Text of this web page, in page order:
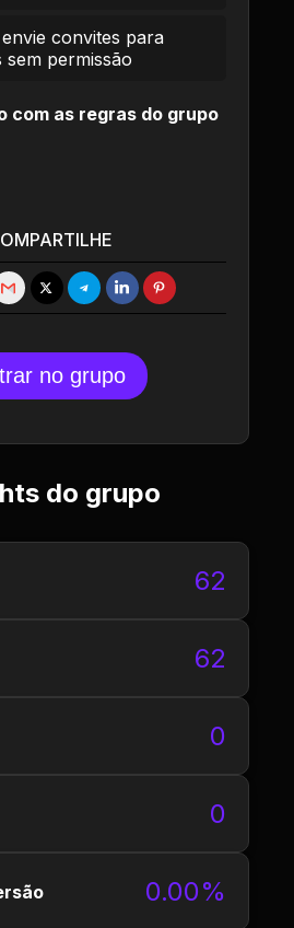
convites para
permissão
com as regras do grupo
no grupo
do grupo
62
62
0
0
0.00%